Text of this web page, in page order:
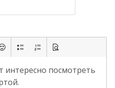
интересно посмотреть